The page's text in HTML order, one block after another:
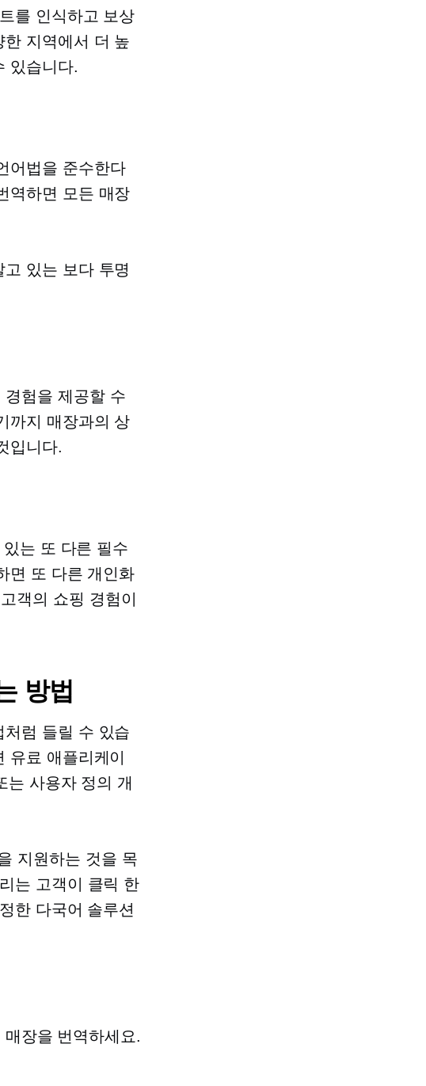
를 인식하고 보상
지역에서 더 높
있습니다.
어법을 준수한다
역하면 모든 매장
고 있는 보다 투명
경험을 제공할 수
까지 매장과의 상
입니다.
는 또 다른 필수
면 또 다른 개인화
객의 쇼핑 경험이
방법
럼 들릴 수 있습
료 애플리케이
는 사용자 정의 개
지원하는 것을 목
는 고객이 클릭 한
한 다국어 솔루션
장을 번역하세요.